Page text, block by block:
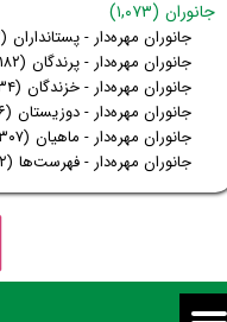
جانوران (۱,۰۷۳)
جانوران مهره‌دار - پستانداران (۲۸۲)
جانوران مهره‌دار - پرندگان (۱۸۲)
جانوران مهره‌دار - خزندگان (۱۳۴)
جانوران مهره‌دار - دوزیستان (۱۶۶)
جانوران مهره‌دار - ماهیان (۳۰۷)
جانوران مهره‌دار - فهرست‌ها (۲)